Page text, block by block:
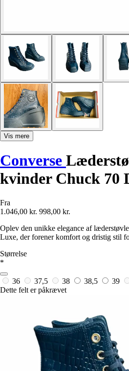
Vis mere
Converse
kvinder Chuck 70
Fra
1.046,00 kr. 998,00 kr.
Oplev den unikke elegance af
Luxe, der forener komfort og dristig stil
Størrelse
*
36 37,5 38 38,5 39
Dette felt er påkrævet